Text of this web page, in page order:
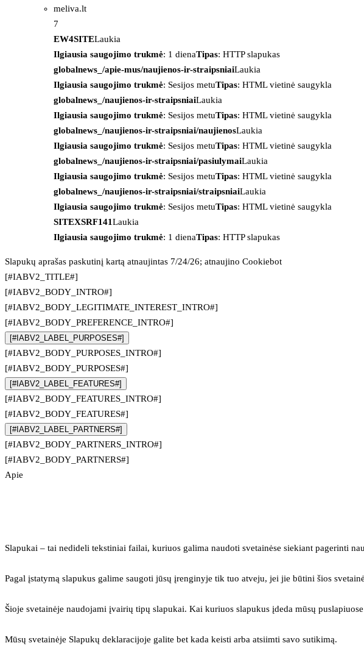
meliva.lt
7
EW4SITELaukia
Ilgiausia saugojimo trukmė: 1 dienaTipas: HTTP slapukas
globalnews_/apie-mus/naujienos-ir-straipsniaiLaukia
Ilgiausia saugojimo trukmė: Sesijos metuTipas: HTML vietinė saugykla
globalnews_/naujienos-ir-straipsniaiLaukia
Ilgiausia saugojimo trukmė: Sesijos metuTipas: HTML vietinė saugykla
globalnews_/naujienos-ir-straipsniai/naujienosLaukia
Ilgiausia saugojimo trukmė: Sesijos metuTipas: HTML vietinė saugykla
globalnews_/naujienos-ir-straipsniai/pasiulymaiLaukia
Ilgiausia saugojimo trukmė: Sesijos metuTipas: HTML vietinė saugykla
globalnews_/naujienos-ir-straipsniai/straipsniaiLaukia
Ilgiausia saugojimo trukmė: Sesijos metuTipas: HTML vietinė saugykla
SITEXSRF141Laukia
Ilgiausia saugojimo trukmė: 1 dienaTipas: HTTP slapukas
Slapukų aprašas paskutinį kartą atnaujintas 7/24/26; atnaujino Cookiebot
[#IABV2_TITLE#]
[#IABV2_BODY_INTRO#]
[#IABV2_BODY_LEGITIMATE_INTEREST_INTRO#]
[#IABV2_BODY_PREFERENCE_INTRO#]
[#IABV2_LABEL_PURPOSES#]
[#IABV2_BODY_PURPOSES_INTRO#]
[#IABV2_BODY_PURPOSES#]
[#IABV2_LABEL_FEATURES#]
[#IABV2_BODY_FEATURES_INTRO#]
[#IABV2_BODY_FEATURES#]
[#IABV2_LABEL_PARTNERS#]
[#IABV2_BODY_PARTNERS_INTRO#]
[#IABV2_BODY_PARTNERS#]
Apie
Slapukai – tai nedideli tekstiniai failai, kuriuos galima naudoti svetainėse siekiant pagerinti
Pagal įstatymą slapukus galime saugoti jūsų įrenginyje tik tuo atveju, jei jie būtini šios
Šioje svetainėje naudojami įvairių tipų slapukai. Kai kuriuos slapukus įdeda mūsų
Mūsų svetainėje Slapukų deklaracijoje galite bet kada keisti arba atsiimti savo sutikimą.